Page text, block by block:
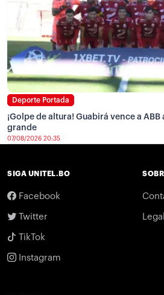
Deporte Portada
¡Golpe de altura! Guabirá vence a
grande
07/08/2026 20:35
SIGA UNITEL.BO
Facebook
Twitter
TikTok
Instagram